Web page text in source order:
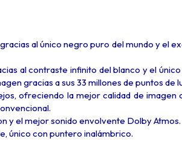
al único negro puro del mundo y el
al contraste infinito del blanco y el
gracias a sus 33 millones de puntos de
ofreciendo la mejor calidad de imagen
y el mejor sonido envolvente Dolby Atmos.
único con puntero inalámbrico.